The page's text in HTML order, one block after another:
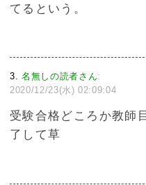
てるという。
3 名無しの読者さん:
2020/12/23(水) 02:09:04
受験合格どころか教師
了して草